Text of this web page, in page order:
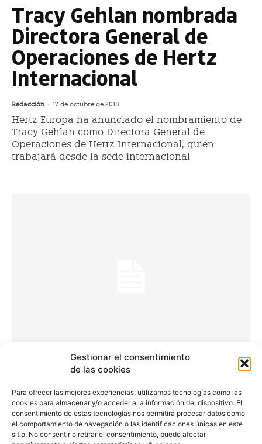
Gestionar el consentimiento
de las cookies
Para ofrecer las mejores experiencias, utilizamos tecnologías como las
cookies para almacenar y/o acceder a la información del dispositivo. El
consentimiento de estas tecnologías nos permitirá procesar datos como
el comportamiento de navegación o las identificaciones únicas en este
sitio. No consentir o retirar el consentimiento, puede afectar
Tracy Gehlan nombrada
Directora General de
Operaciones de Hertz
Internacional
Redacción - 17 de octubre de 2018
Hertz Europa ha anunciado el nombramiento de
Tracy Gehlan como Directora General de
Operaciones de Hertz Internacional, quien
trabajará desde la sede internacional
Hertz ofrece a sus
clientes conexión wifi
gratuita en Europa